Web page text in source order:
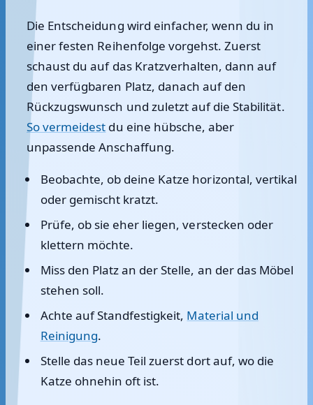
Die Entscheidung wird einfacher, wenn du in
einer festen Reihenfolge vorgehst. Zuerst
schaust du auf das Kratzverhalten, dann auf
den verfügbaren Platz, danach auf den
Rückzugswunsch und zuletzt auf die Stabilität.
So vermeidest du eine hübsche, aber
unpassende Anschaffung.
Beobachte, ob deine Katze horizontal, vertikal
oder gemischt kratzt.
Prüfe, ob sie eher liegen, verstecken oder
klettern möchte.
Miss den Platz an der Stelle, an der das Möbel
stehen soll.
Achte auf Standfestigkeit, Material und
Reinigung.
Stelle das neue Teil zuerst dort auf, wo die
Katze ohnehin oft ist.